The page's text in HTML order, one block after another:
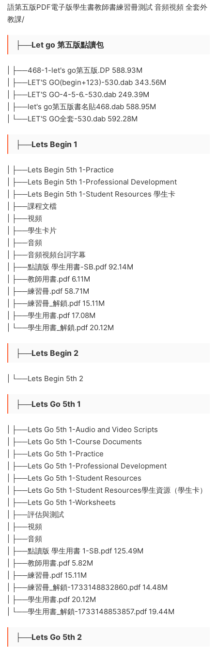
語第五版PDF電子版學生書教師書練習冊測試 音頻視頻 全套外
教課/
├──Let go 第五版點讀包
| ├──468-1-let's go第五版.DP 588.93M
| ├──LET'S GO(begin+123)-530.dab 343.56M
| ├──LET'S GO-4-5-6.-530.dab 249.39M
| ├──let's go第五版書名貼468.dab 588.95M
| └──LET'S GO全套-530.dab 592.28M
├──Lets Begin 1
| ├──Lets Begin 5th 1-Practice
| ├──Lets Begin 5th 1-Professional Development
| ├──Lets Begin 5th 1-Student Resources 學生卡
| ├──課程文檔
| ├──視頻
| ├──學生卡片
| ├──音頻
| ├──音頻視頻台詞字幕
| ├──點讀版 學生用書-SB.pdf 92.14M
| ├──教師用書.pdf 6.11M
| ├──練習冊.pdf 58.71M
| ├──練習冊_解鎖.pdf 15.11M
| ├──學生用書.pdf 17.08M
| └──學生用書_解鎖.pdf 20.12M
├──Lets Begin 2
| └──Lets Begin 5th 2
├──Lets Go 5th 1
| ├──Lets Go 5th 1-Audio and Video Scripts
| ├──Lets Go 5th 1-Course Documents
| ├──Lets Go 5th 1-Practice
| ├──Lets Go 5th 1-Professional Development
| ├──Lets Go 5th 1-Student Resources
| ├──Lets Go 5th 1-Student Resources學生資源（學生卡）
| ├──Lets Go 5th 1-Worksheets
| ├──評估與測試
| ├──視頻
| ├──音頻
| ├──點讀版 學生用書 1-SB.pdf 125.49M
| ├──教師用書.pdf 5.82M
| ├──練習冊.pdf 15.11M
| ├──練習冊_解鎖-1733148832860.pdf 14.48M
| ├──學生用書.pdf 20.12M
| └──學生用書_解鎖-1733148853857.pdf 19.44M
├──Lets Go 5th 2